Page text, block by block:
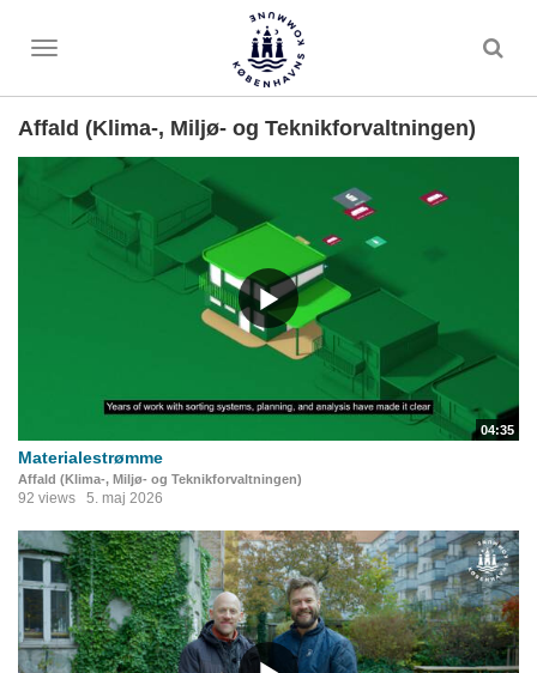
Toggle
Affald (Klima-, Miljø- og Teknikforvaltningen)
04:35
Materialestrømme
Affald (Klima-, Miljø- og Teknikforvaltningen)
92 views 5. maj 2026